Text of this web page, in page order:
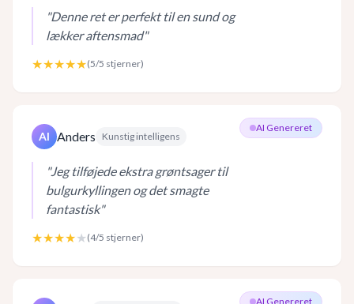
"Denne ret er perfekt til en sund og
lækker aftensmad"
★★★★★(5/5 stjerner)
AI Genereret
AI Anders Kunstig intelligens
"Jeg tilføjede ekstra grøntsager til
bulgurkyllingen og det smagte
fantastisk"
★★★★★ (4/5 stjerner)
AI Genereret